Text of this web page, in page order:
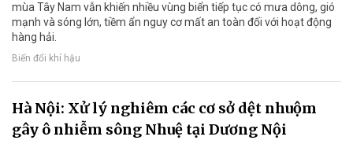
mùa Tây Nam vẫn khiến nhiều vùng biển tiếp tục có mưa dông, gió
mạnh và sóng lớn, tiềm ẩn nguy cơ mất an toàn đối với hoạt động
hàng hải.
Biến đổi khí hậu
Hà Nội: Xử lý nghiêm các cơ sở dệt nhuộm
gây ô nhiễm sông Nhuệ tại Dương Nội